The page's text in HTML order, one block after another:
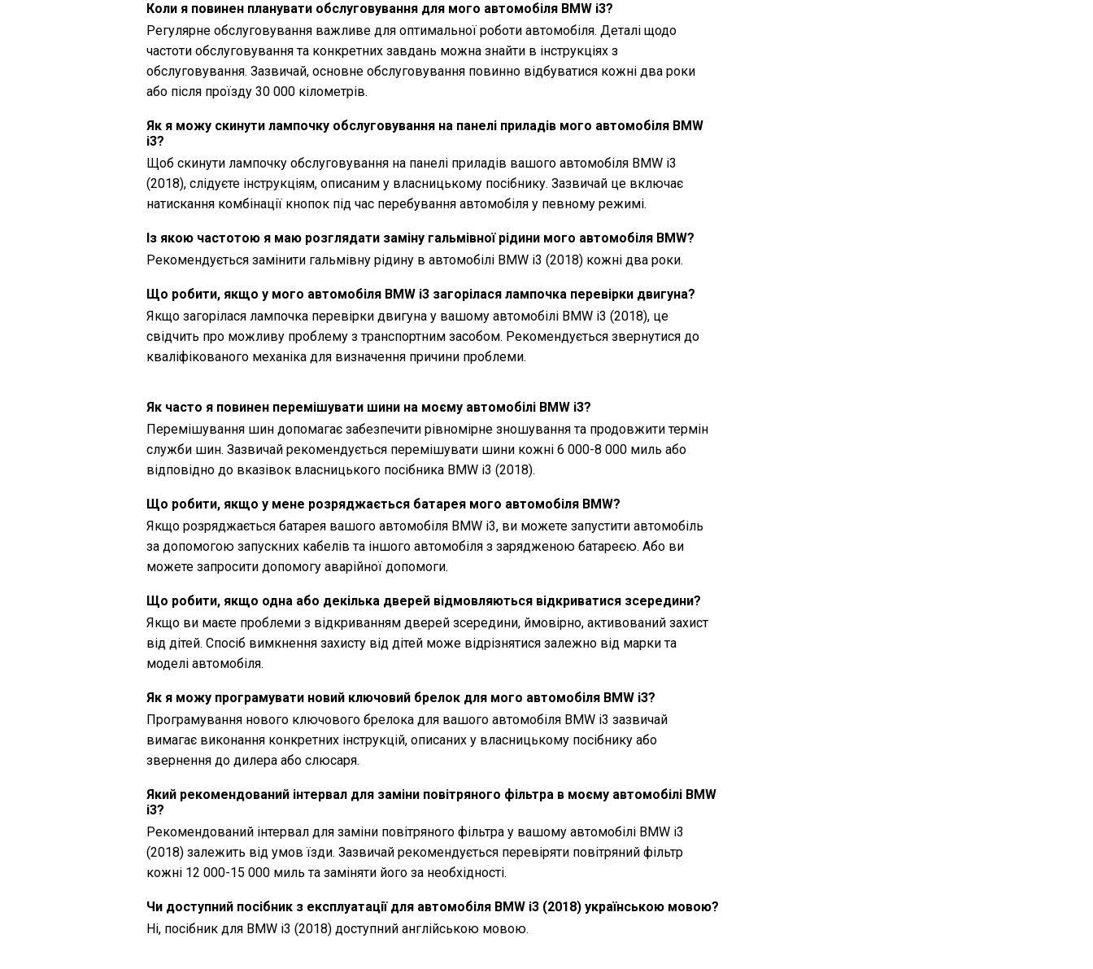
Коли я повинен планувати обслуговування для мого автомобіля BMW i3?
Регулярне обслуговування важливе для оптимальної роботи автомобіля. Деталі щодо
частоти обслуговування та конкретних завдань можна знайти в інструкціях з
обслуговування. Зазвичай, основне обслуговування повинно відбуватися кожні два роки
або після проїзду 30 000 кілометрів.
Як я можу скинути лампочку обслуговування на панелі приладів мого автомобіля BMW
i3?
Щоб скинути лампочку обслуговування на панелі приладів вашого автомобіля BMW i3
(2018), слідуєте інструкціям, описаним у власницькому посібнику. Зазвичай це включає
натискання комбінації кнопок під час перебування автомобіля у певному режимі.
Із якою частотою я маю розглядати заміну гальмівної рідини мого автомобіля BMW?
Рекомендується замінити гальмівну рідину в автомобілі BMW i3 (2018) кожні два роки.
Що робити, якщо у мого автомобіля BMW i3 загорілася лампочка перевірки двигуна?
Якщо загорілася лампочка перевірки двигуна у вашому автомобілі BMW i3 (2018), це
свідчить про можливу проблему з транспортним засобом. Рекомендується звернутися до
кваліфікованого механіка для визначення причини проблеми.
Як часто я повинен перемішувати шини на моєму автомобілі BMW i3?
Перемішування шин допомагає забезпечити рівномірне зношування та продовжити термін
служби шин. Зазвичай рекомендується перемішувати шини кожні 6 000-8 000 миль або
відповідно до вказівок власницького посібника BMW i3 (2018).
Що робити, якщо у мене розряджається батарея мого автомобіля BMW?
Якщо розряджається батарея вашого автомобіля BMW i3, ви можете запустити автомобіль
за допомогою запускних кабелів та іншого автомобіля з зарядженою батареєю. Або ви
можете запросити допомогу аварійної допомоги.
Що робити, якщо одна або декілька дверей відмовляються відкриватися зсередини?
Якщо ви маєте проблеми з відкриванням дверей зсередини, ймовірно, активований захист
від дітей. Спосіб вимкнення захисту від дітей може відрізнятися залежно від марки та
моделі автомобіля.
Як я можу програмувати новий ключовий брелок для мого автомобіля BMW i3?
Програмування нового ключового брелока для вашого автомобіля BMW i3 зазвичай
вимагає виконання конкретних інструкцій, описаних у власницькому посібнику або
звернення до дилера або слюсаря.
Який рекомендований інтервал для заміни повітряного фільтра в моєму автомобілі BMW
i3?
Рекомендований інтервал для заміни повітряного фільтра у вашому автомобілі BMW i3
(2018) залежить від умов їзди. Зазвичай рекомендується перевіряти повітряний фільтр
кожні 12 000-15 000 миль та заміняти його за необхідності.
Чи доступний посібник з експлуатації для автомобіля BMW i3 (2018) українською мовою?
Ні, посібник для BMW i3 (2018) доступний англійською мовою.